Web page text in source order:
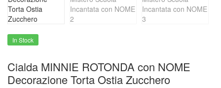
In Stock
Cialda MINNIE ROTONDA con NOME
Decorazione Torta Ostia Zucchero